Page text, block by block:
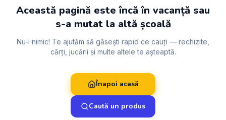
Această pagină este încă în vacanță sau
s-a mutat la altă școală
Nu-i nimic! Te ajutăm să găsești rapid ce cauți — rechizite,
cărți, jucării și multe altele te așteaptă.
Înapoi acasă
Caută un produs